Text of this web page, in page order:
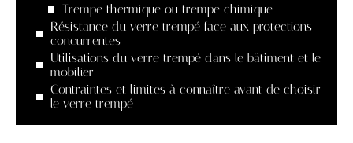
Trempe thermique ou trempe chimique
Résistance du verre trempé face aux protections
concurrentes
Utilisations du verre trempé dans le bâtiment et le
mobilier
Contraintes et limites à connaître avant de choisir
le verre trempé